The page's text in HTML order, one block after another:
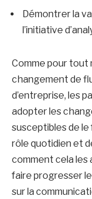
Démontrer la
l’initiative
Comme pour tout
changement de
d’entreprise, les
adopter les
susceptibles de le
rôle quotidien et
comment cela les
faire progresser
sur la